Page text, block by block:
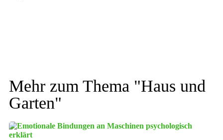
Mehr zum Thema "Haus und
Garten"